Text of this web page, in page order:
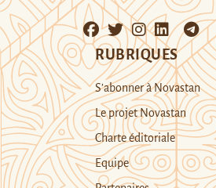
RUBRIQUES
S’abonner à Novastan
Le projet Novastan
Charte éditoriale
Equipe